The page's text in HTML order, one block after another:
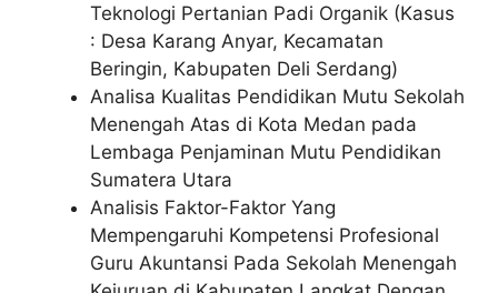
Teknologi Pertanian Padi Organik (Kasus
: Desa Karang Anyar, Kecamatan
Beringin, Kabupaten Deli Serdang)
Analisa Kualitas Pendidikan Mutu Sekolah
Menengah Atas di Kota Medan pada
Lembaga Penjaminan Mutu Pendidikan
Sumatera Utara
Analisis Faktor-Faktor Yang
Mempengaruhi Kompetensi Profesional
Guru Akuntansi Pada Sekolah Menengah